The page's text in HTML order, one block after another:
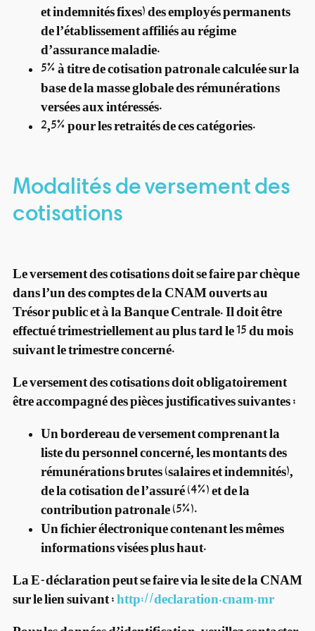
et indemnités fixes) des employés permanents
de l’établissement affiliés au régime
d’assurance maladie.
5% à titre de cotisation patronale calculée sur la
base de la masse globale des rémunérations
versées aux intéressés.
2,5% pour les retraités de ces catégories.
Modalités de versement des
cotisations
Le versement des cotisations doit se faire par chèque
dans l’un des comptes de la CNAM ouverts au
Trésor public et à la Banque Centrale. Il doit être
effectué trimestriellement au plus tard le 15 du mois
suivant le trimestre concerné.
Le versement des cotisations doit obligatoirement
être accompagné des pièces justificatives suivantes :
Un bordereau de versement comprenant la
liste du personnel concerné, les montants des
rémunérations brutes (salaires et indemnités),
de la cotisation de l’assuré (4%) et de la
contribution patronale (5%).
Un fichier électronique contenant les mêmes
informations visées plus haut.
La E-déclaration peut se faire via le site de la CNAM
sur le lien suivant : http://declaration.cnam.mr